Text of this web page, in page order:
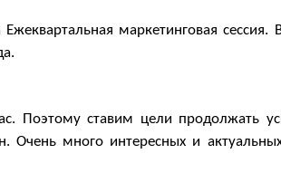
маркетинговая
ставим цели продолжать
много интересных и